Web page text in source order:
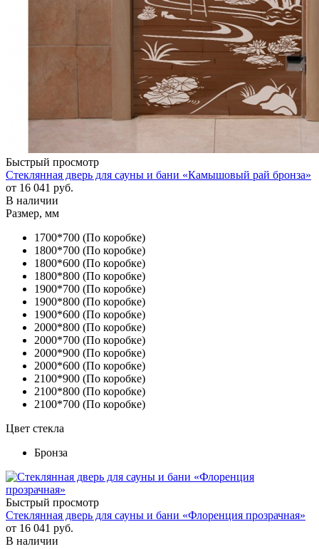
Быстрый просмотр
Стеклянная дверь для сауны и бани «Камышовый рай бронза»
от 16 041 руб.
В наличии
Размер, мм
1700*700 (По коробке)
1800*700 (По коробке)
1800*600 (По коробке)
1800*800 (По коробке)
1900*700 (По коробке)
1900*800 (По коробке)
1900*600 (По коробке)
2000*800 (По коробке)
2000*700 (По коробке)
2000*900 (По коробке)
2000*600 (По коробке)
2100*900 (По коробке)
2100*800 (По коробке)
2100*700 (По коробке)
Цвет стекла
Бронза
Быстрый просмотр
Стеклянная дверь для сауны и бани «Флоренция прозрачная»
от 16 041 руб.
В наличии